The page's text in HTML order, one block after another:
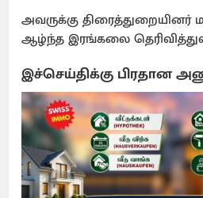
அவருக்கு திரைத்துறையினர்
ஆழ்ந்த இரங்கலை
இச்செய்திக்கு பிரதான